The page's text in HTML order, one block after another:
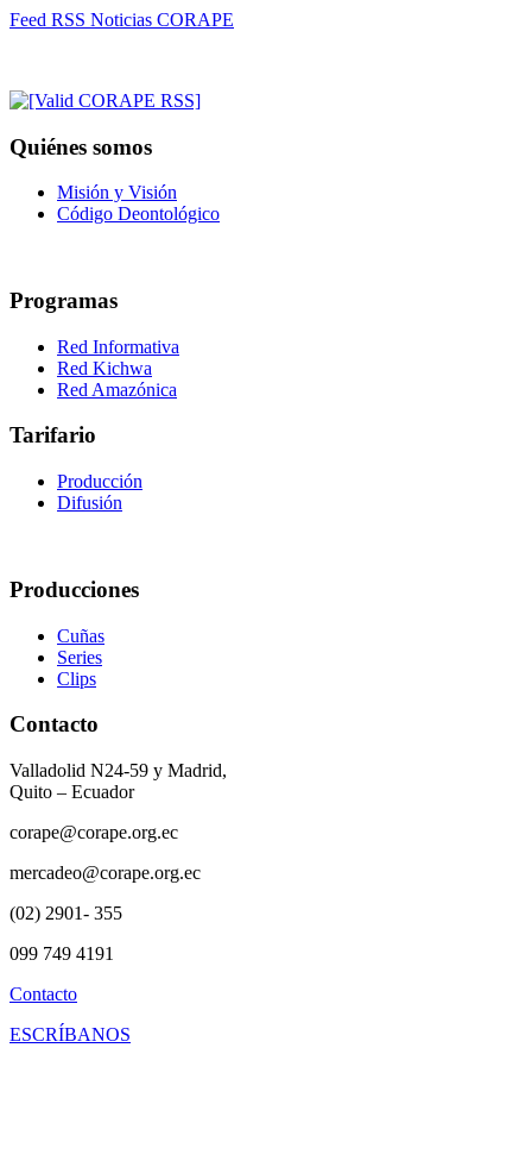
Feed RSS Noticias CORAPE
Quiénes somos
Misión y Visión
Código Deontológico
Programas
Red Informativa
Red Kichwa
Red Amazónica
Tarifario
Producción
Difusión
Producciones
Cuñas
Series
Clips
Contacto
Valladolid N24-59 y Madrid,
Quito – Ecuador
corape@corape.org.ec
mercadeo@corape.org.ec
(02) 2901- 355
099 749 4191
Contacto
ESCRÍBANOS